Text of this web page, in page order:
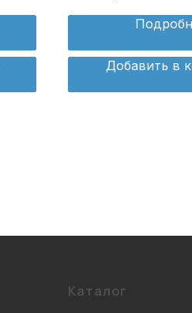
Добавить в
Каталог